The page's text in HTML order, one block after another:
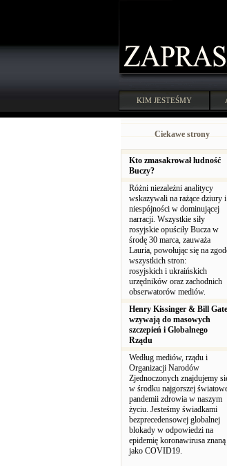
KIM JESTEŚMY
Ciekawe strony
Kto zmasakrował ludność
Buczy?
Różni niezależni analitycy
wskazywali na rażące dziury i
niespójności w dominującej
narracji. Wszystkie siły
rosyjskie opuściły Bucza w
środę 30 marca, zauważa
Lauria, powołując się na
wszystkich stron:
rosyjskich i ukraińskich
urzędników oraz zachodnich
obserwatorów mediów.
Henry Kissinger & Bill
wzywają do masowych
szczepień i Globalnego
Rządu
Według mediów, rządu i
Organizacji Narodów
Zjednoczonych znajdujemy
w środku najgorszej
pandemii zdrowia w naszym
życiu. Jesteśmy świadkami
bezprecedensowej globalnej
blokady w odpowiedzi na
epidemię koronawirusa znaną
jako COVID19.